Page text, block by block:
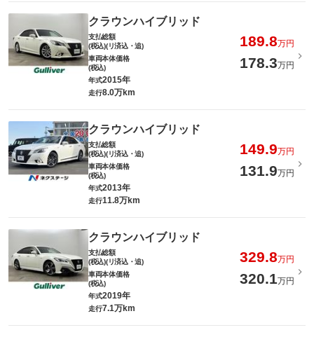
クラウンハイブリッド
支払総額
(税込)(リ済込・追)
189.8万円
車両本体価格
(税込)
178.3万円
年式2015年
走行8.0万km
クラウンハイブリッド
支払総額
(税込)(リ済込・追)
149.9万円
車両本体価格
(税込)
131.9万円
年式2013年
走行11.8万km
クラウンハイブリッド
支払総額
(税込)(リ済込・追)
329.8万円
車両本体価格
(税込)
320.1万円
年式2019年
走行7.1万km